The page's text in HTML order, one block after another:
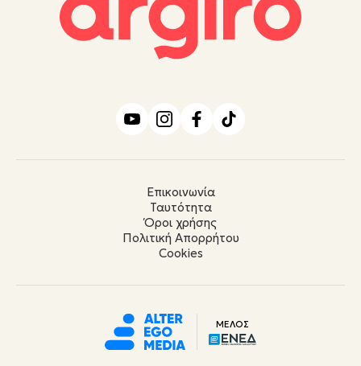
Επικοινωνία
Ταυτότητα
Όροι χρήσης
Πολιτική Απορρήτου
Cookies
ΜΕΛΟΣ